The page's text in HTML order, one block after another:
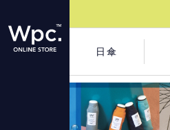
日傘